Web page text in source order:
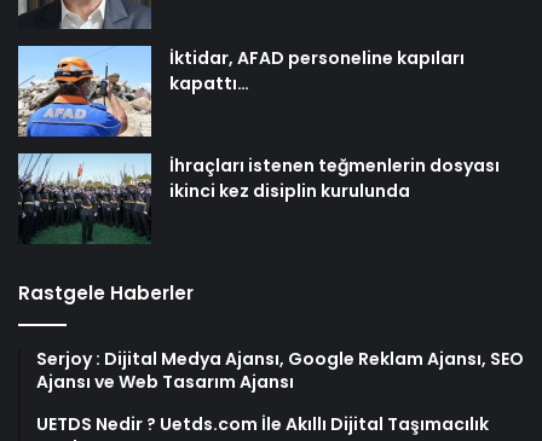
İktidar, AFAD personeline kapıları
kapattı…
İhraçları istenen teğmenlerin dosyası
ikinci kez disiplin kurulunda
Rastgele Haberler
Serjoy : Dijital Medya Ajansı, Google Reklam Ajansı, SEO
Ajansı ve Web Tasarım Ajansı
UETDS Nedir ? Uetds.com İle Akıllı Dijital Taşımacılık